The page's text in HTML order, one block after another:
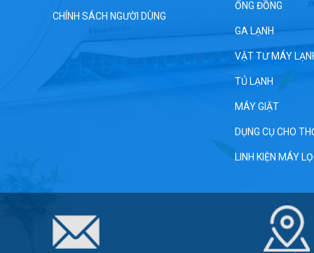
CHÍNH SÁCH NGƯỜI DÙNG
ỐNG ĐỒNG
GA LẠNH
VẬT TƯ MÁY
TỦ LẠNH
MÁY GIẶT
DỤNG CỤ CHO
LINH KIỆN MÁY